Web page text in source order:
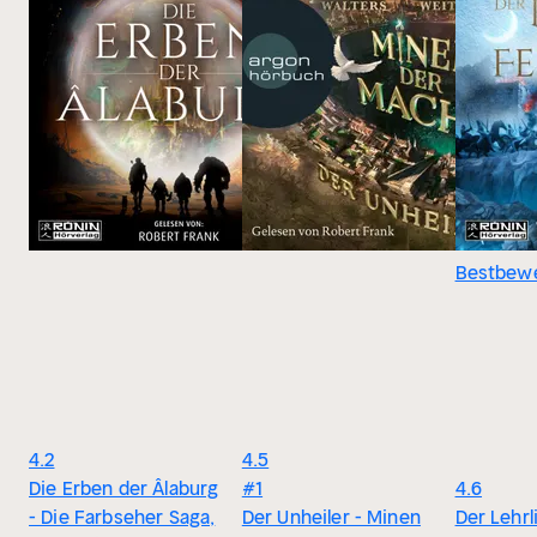
4.2
Die Erben der Âlaburg
- Die Farbseher Saga,
4.5
#1
Der Unheiler - Minen
4.6
Der